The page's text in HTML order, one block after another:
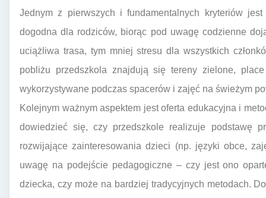
Jednym z pierwszych i fundamentalnych kryteriów
dogodna dla rodziców, biorąc pod uwagę codzienne
uciążliwa trasa, tym mniej stresu dla wszystkich
pobliżu przedszkola znajdują się tereny zielone,
wykorzystywane podczas spacerów i zajęć na świeżym
Kolejnym ważnym aspektem jest oferta edukacyjna i
dowiedzieć się, czy przedszkole realizuje podstawę
rozwijające zainteresowania dzieci (np. języki obce,
uwagę na podejście pedagogiczne – czy jest ono
dziecka, czy może na bardziej tradycyjnych metodach.